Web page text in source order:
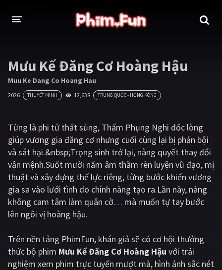
Thần thoại - Cổ trang
Tâm lý Chiến tranh
Kinh dị Tội phạm - Hình sự
Phiêu lưu Hài hước
Viễn tưởng Khoa học - Tài liệu
Hoạt hình Thể thao
Tình cảm - Lãng mạn
Giật gân Gia đình
Bí ẩn
Mưu Kế Đăng Cơ Hoàng Hậu
Muu Ke Dang Co Hoang Hau
2026 THUYẾT MINH 12,638 TRUNG QUỐC - HỒNG KÔNG
Từng là phi tử thất sủng, Thẩm Phụng Nghi dốc lòng
giúp vương gia đăng cơ nhưng cuối cùng lại bị phản bội
và sát hại.&nbsp;Trọng sinh trở lại, nàng quyết thay đổi
vận mệnh.Suốt mười năm âm thầm rèn luyện vũ đạo, mị
thuật và xây dựng thế lực riêng, từng bước khiến vương
gia sa vào lưới tình do chính nàng tạo ra.Lần này, nàng
không cam tâm làm quân cờ… mà muốn tự tay bước
lên ngôi vị hoàng hậu.
Trên nền tảng PhimFun, khán giả sẽ có cơ hội thưởng
thức bộ phim Mưu Kế Đăng Cơ Hoàng Hậuvới trải
nghiệm xem phim trực tuyến mượt mà, hình ảnh sắc nét